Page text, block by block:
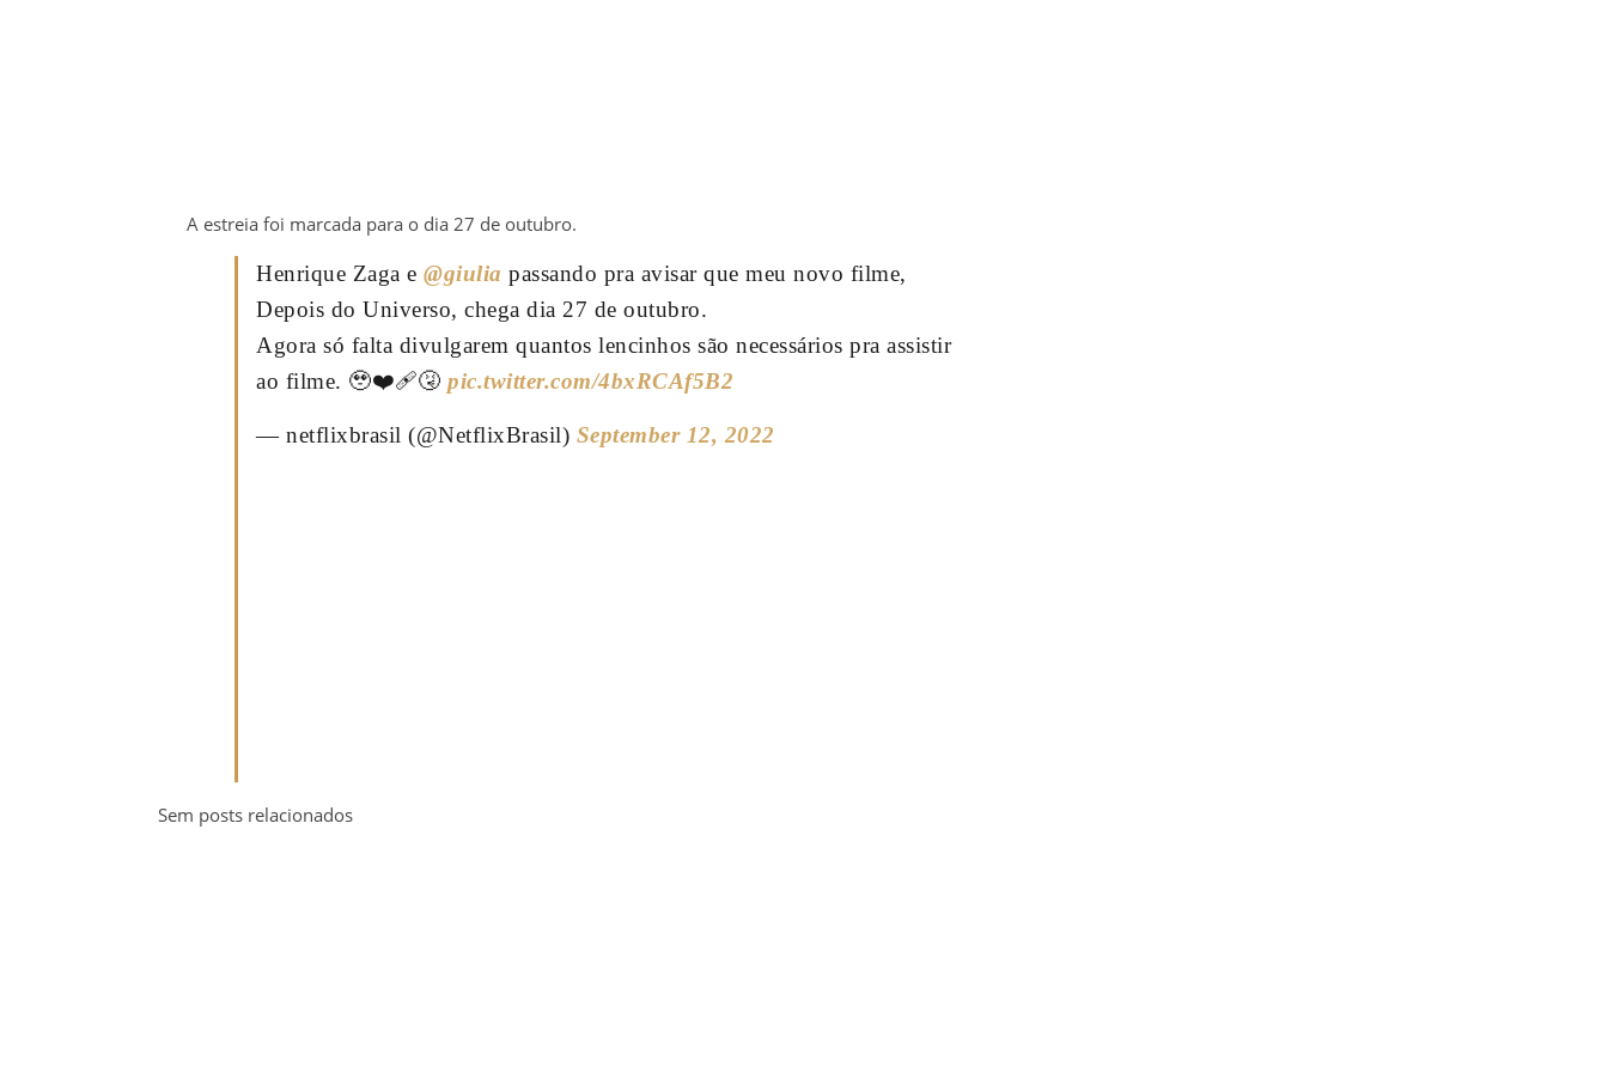
A estreia foi marcada para o dia 27 de outubro.
Henrique Zaga e @giulia passando pra avisar que meu novo filme,
Depois do Universo, chega dia 27 de outubro.
Agora só falta divulgarem quantos lencinhos são necessários pra assistir
ao filme. 🥹❤️‍🩹🤧 pic.twitter.com/4bxRCAf5B2
— netflixbrasil (@NetflixBrasil) September 12, 2022
Sem posts relacionados